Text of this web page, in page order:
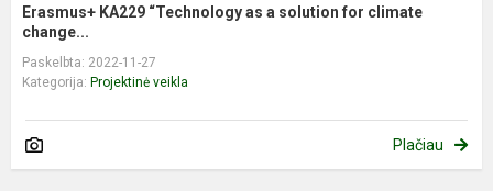
Erasmus+ KA229 “Technology as a solution for climate
change...
Paskelbta: 2022-11-27
Kategorija: Projektinė veikla
Plačiau